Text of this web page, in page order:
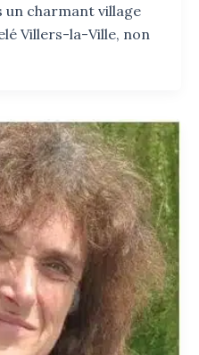
un charmant village
Villers-la-Ville, non